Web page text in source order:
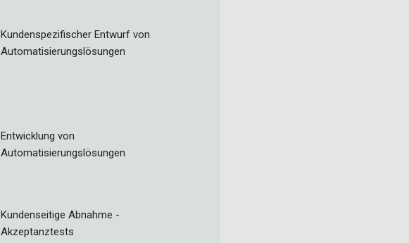
Kundenspezifischer Entwurf von
Automatisierungslösungen
Entwicklung von
Automatisierungslösungen
Kundenseitige Abnahme -
Akzeptanztests